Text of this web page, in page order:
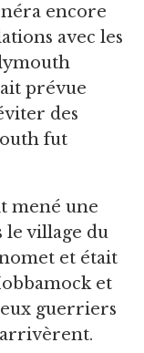
encore
avec les
prévue
des
fut
mené une
le village du
et était
et
guerriers
arrivèrent.